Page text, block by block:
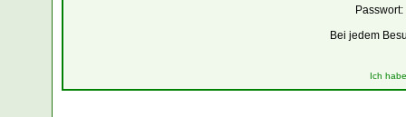
Passwort:
Bei jedem
Ich